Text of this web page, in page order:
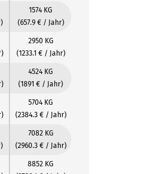
1574 KG
(657.9 € / Jahr)
2950 KG
(1233.1 € / Jahr)
4524 KG
(1891 € / Jahr)
5704 KG
(2384.3 € / Jahr)
7082 KG
(2960.3 € / Jahr)
8852 KG